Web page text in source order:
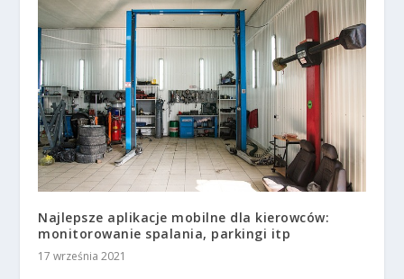
Najlepsze aplikacje mobilne dla kierowców:
monitorowanie spalania, parkingi itp
17 września 2021